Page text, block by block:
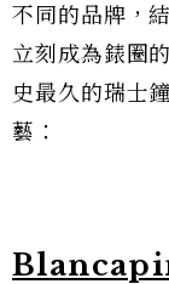
不同的品牌，
立刻成為錶圈
史最久的瑞士
藝：